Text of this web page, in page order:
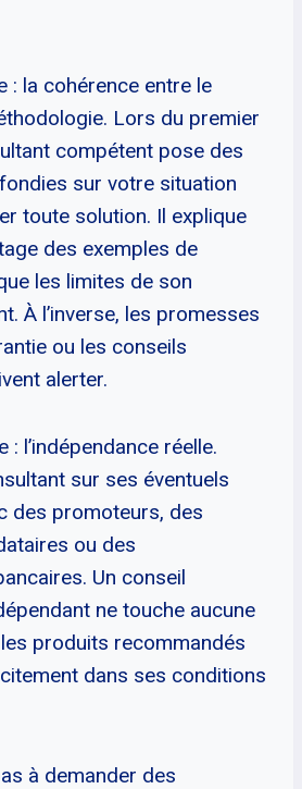
: la cohérence entre le
Lors du premier
compétent pose des
sur votre situation
toute solution. Il explique
des exemples de
les limites de son
À l’inverse, les promesses
ou les conseils
alerter.
: l’indépendance réelle.
sur ses éventuels
des promoteurs, des
ou des
Un conseil
ne touche aucune
produits recommandés
dans ses conditions
à demander des